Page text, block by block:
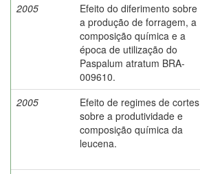
2005
Efeito do diferimento sobre
a produção de forragem, a
composição química e a
época de utilização do
Paspalum atratum BRA-
009610.
2005
Efeito de regimes de cortes
sobre a produtividade e
composição química da
leucena.